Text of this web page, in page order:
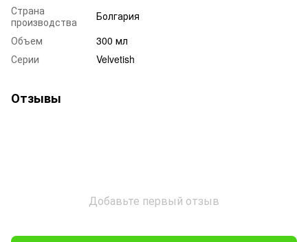
Страна
производства
Болгария
Объем
300 мл
Серии
Velvetish
Отзывы
Добавьте первый отзыв